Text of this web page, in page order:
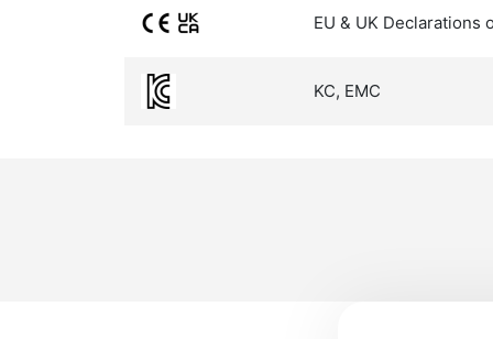
EU & UK Declarations
KC, EMC